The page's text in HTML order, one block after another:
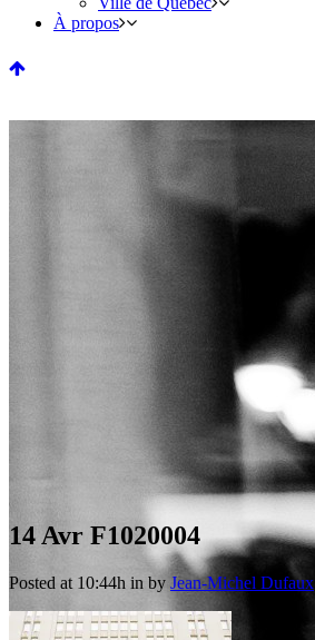
À propos
14 Avr F1020004
Posted at 10:44h in by Jean-Michel Dufaux